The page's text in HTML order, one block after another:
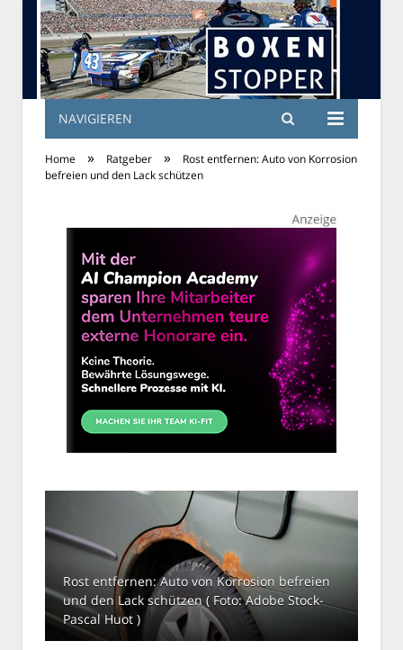
NAVIGIEREN
Home » Ratgeber »
Rost entfernen: Auto von Korrosion
befreien und den Lack schützen
Rost entfernen: Auto von Korrosion befreien
und den Lack schützen ( Foto: Adobe Stock-
Pascal Huot )